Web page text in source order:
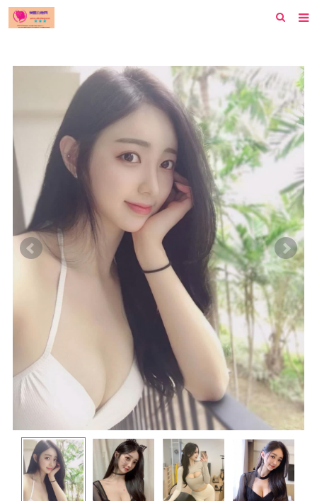
波士顿
芝加哥
费城
旧金山
西雅图
华盛顿
圣荷西
San Diego
波特兰
拉斯维加斯
迈阿密